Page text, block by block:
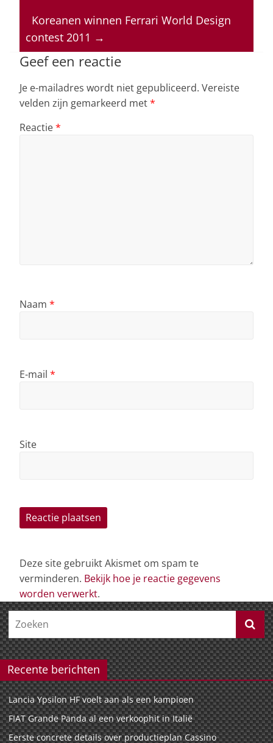
p
p
o
o
k
n s
Koreanen winnen Ferrari World Design
contest 2011 →
Geef een reactie
Je e-mailadres wordt niet gepubliceerd. Vereiste
velden zijn gemarkeerd met*
Reactie*
Naam *
E-mail *
Site
Deze site gebruikt Akismet om spam te
verminderen. Bekijk hoe je reactie gegevens
worden verwerkt.
Recente berichten
Lancia Ypsilon HF voelt aan als een kampioen
FIAT Grande Panda al een verkoophit in Italië
Eerste concrete details over productieplan Cassino